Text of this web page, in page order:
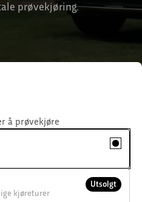
prøvekjøring.
å prøvekjøre
kjøreturer
Utsolgt